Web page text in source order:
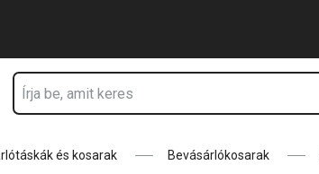
és kosarak Bevásárlókosarak